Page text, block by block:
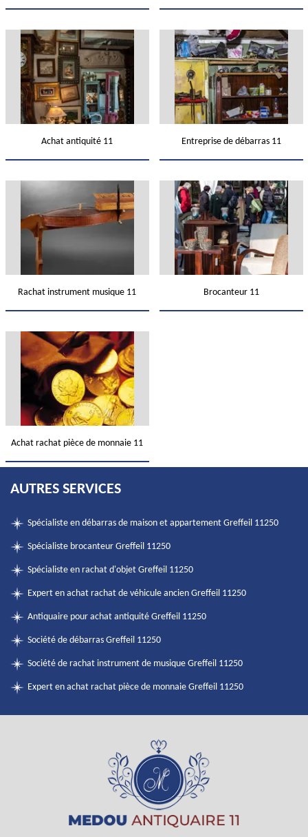
Achat antiquité 11 Entreprise de débarras 11
Rachat instrument musique 11 Brocanteur 11
Achat rachat pièce de monnaie 11
AUTRES SERVICES
Spécialiste en débarras de maison et appartement Greffeil 11250
Spécialiste brocanteur Greffeil 11250
Spécialiste en rachat d'objet Greffeil 11250
Expert en achat rachat de véhicule ancien Greffeil 11250
Antiquaire pour achat antiquité Greffeil 11250
Société de débarras Greffeil 11250
Société de rachat instrument de musique Greffeil 11250
Expert en achat rachat pièce de monnaie Greffeil 11250